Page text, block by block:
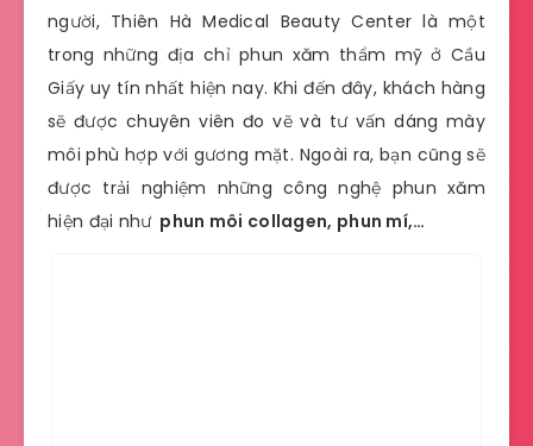
người, Thiên Hà Medical Beauty Center là một
trong những địa chỉ phun xăm thẩm mỹ ở Cầu
Giấy uy tín nhất hiện nay. Khi đến đây, khách hàng
sẽ được chuyên viên đo vẽ và tư vấn dáng mày
môi phù hợp với gương mặt. Ngoài ra, bạn cũng sẽ
được trải nghiệm những công nghệ phun xăm
hiện đại nhưphun môi collagen, phun mí,…